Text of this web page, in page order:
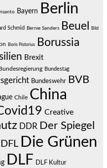
Bayern Berlin
Schmid Bernie Sanders Beuel Bild
Boris Pistorius
Borussia
Brexit
Bundestag
Bundeswehr BVB
Chile China
Creative
DDR Der Spiegel
DFL Die Grünen
DLF DLF Kultur